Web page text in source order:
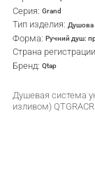
Серия: Grand
Тип изделия: Душова
Форма: Ручний душ:
Страна
Бренд: Qtap
Душевая система
изливом)